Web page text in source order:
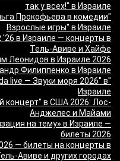
так у всех!" в Израиле
Прокофьева в комедии
Взрослые игры" в Израиле
'26 в Израиле — концерты в
Тель-Авиве и Хайфе
Леонидов в Израиле 2026
Филиппенко в Израиле
live — Звуки моря 2026" в
Израиле
концерт" в США 2026: Лос-
Анджелес и Майами
на тему» в Израиле —
билеты 2026
— билеты на концерты в
Авиве и других городах